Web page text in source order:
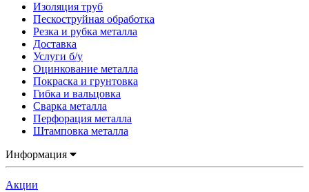
Изоляция труб
Пескоструйная обработка
Резка и рубка металла
Доставка
Услуги б/у
Оцинкование металла
Покраска и грунтовка
Гибка и вальцовка
Сварка металла
Перфорация металла
Штамповка металла
Информация
Акции